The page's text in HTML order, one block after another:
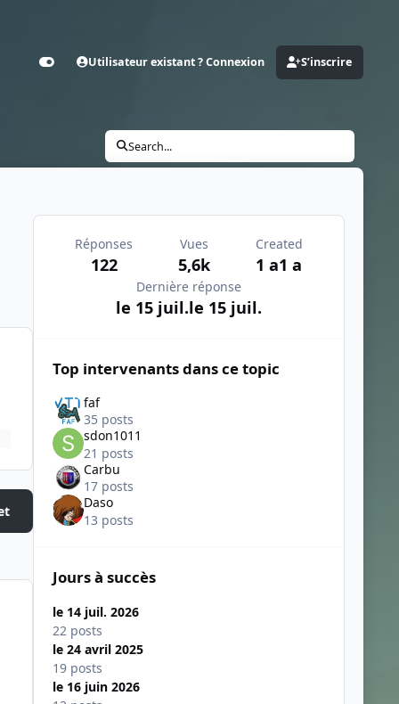
CustomizerUtilisateur existant ? Connexion S’inscrire
Search...
Réponses
122
Vues
5,6k
Created
1 a1 a
Dernière réponse
le 15 juil.le 15 juil.
Top intervenants dans ce topic
faf
35 posts
sdon1011
21 posts
Carbu
17 posts
Daso
13 posts
Jours à succès
le 14 juil. 2026
22 posts
le 24 avril 2025
19 posts
le 16 juin 2026